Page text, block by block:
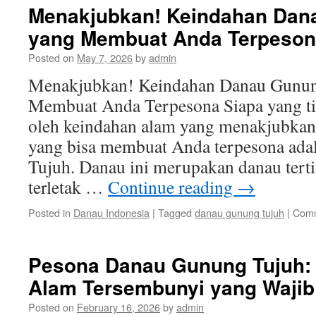
Menakjubkan! Keindahan
yang Membuat Anda
Posted on May 7, 2026byadmin
Menakjubkan! Keindahan Danau
Membuat Anda Terpesona Siapa yang
oleh keindahan alam yang
yang bisa membuat Anda terpesona
Tujuh. Danau ini merupakan danau
terletak … Continue reading →
Posted in Danau Indonesia | Tagged danau gunung tujuh |
Pesona Danau Gunung
Alam Tersembunyi yang
Posted on February 16, 2026byadmin